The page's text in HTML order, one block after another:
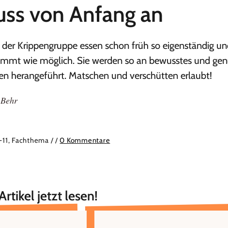
von Anfang an
Krippengruppe essen schon früh so eigenständig
wie möglich. Sie werden so an bewusstes und
herangeführt. Matschen und verschütten erlaubt!
Fachthema / /0 Kommentare
jetzt lesen!